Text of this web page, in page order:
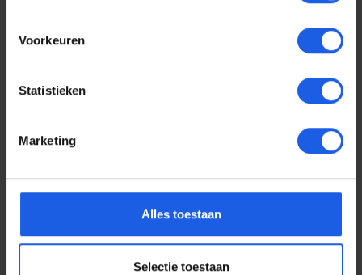
Voorkeuren
Statistieken
Marketing
Alles toestaan
Selectie toestaan